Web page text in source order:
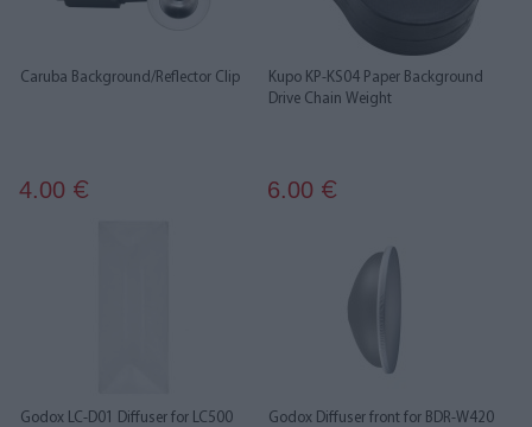
Caruba Background/Reflector Clip
4.00 €
Kupo KP-KS04 Paper Background
Drive Chain Weight
6.00 €
Godox LC-D01 Diffuser for LC500
Godox Diffuser front for BDR-W420